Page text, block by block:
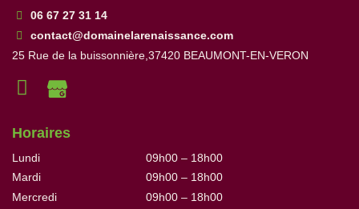
06 67 27 31 14
contact@domainelarenaissance.com
25 Rue de la buissonnière,37420 BEAUMONT-EN-VERON
Horaires
Lundi
Mardi
Mercredi
09h00 – 18h00
09h00 – 18h00
09h00 – 18h00